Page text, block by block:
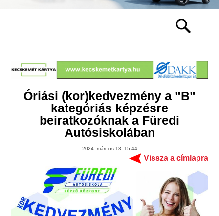
Óriási (kor)kedvezmény a "B"
kategóriás képzésre
beiratkozóknak a Füredi
Autósiskolában
2024. március 13. 15:44
Vissza a címlapra